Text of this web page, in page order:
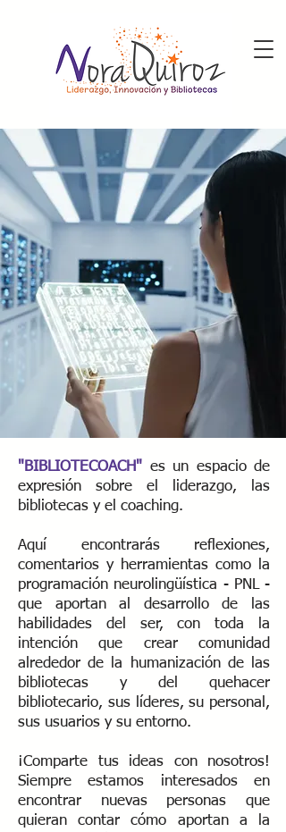
"BIBLIOTECOACH" es un espacio de
expresión sobre el liderazgo, las
bibliotecas y el coaching.
Aquí encontrarás reflexiones,
comentarios y herramientas como la
programación neurolingüística - PNL -
que aportan al desarrollo de las
habilidades del ser, con toda la
intención que crear comunidad
alrededor de la humanización de las
bibliotecas y del quehacer
bibliotecario, sus líderes, su personal,
sus usuarios y su entorno.
¡Comparte tus ideas con nosotros!
Siempre estamos interesados ​​en
encontrar nuevas personas que
quieran contar cómo aportan a la